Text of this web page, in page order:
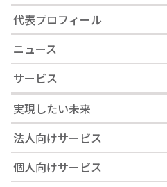
代表プロフィール
ニュース
サービス
実現したい未来
法人向けサービス
個人向けサービス